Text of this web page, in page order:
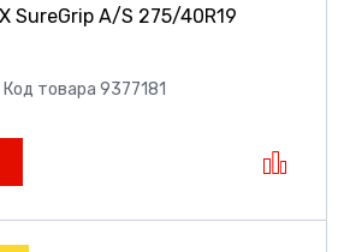
SureGrip A/S 275/40R19
Код товара 9377181